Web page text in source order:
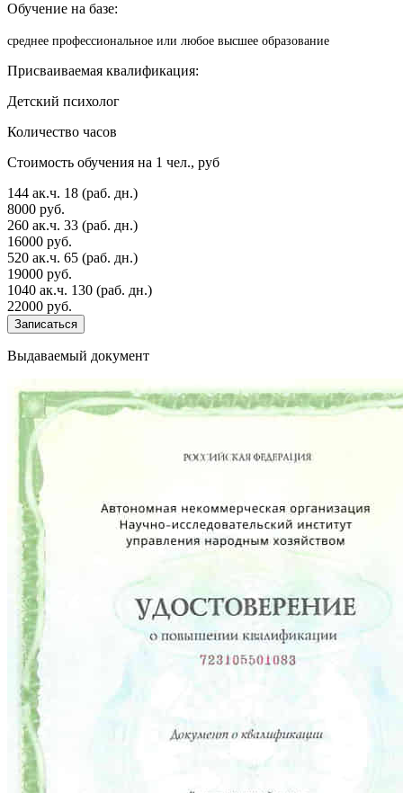
Обучение на базе:
среднее профессиональное или любое высшее образование
Присваиваемая квалификация:
Детский психолог
Количество часов
Стоимость обучения на 1 чел., руб
144 ак.ч. 18 (раб. дн.)
8000 руб.
260 ак.ч. 33 (раб. дн.)
16000 руб.
520 ак.ч. 65 (раб. дн.)
19000 руб.
1040 ак.ч. 130 (раб. дн.)
22000 руб.
Записаться
Выдаваемый документ